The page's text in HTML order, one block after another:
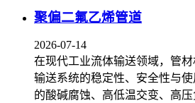
聚偏二氟乙烯管道
2026-07-14
在现代工业流体输送领域，管
输送系统的稳定性、安全性与
的酸碱腐蚀、高低温交变、高